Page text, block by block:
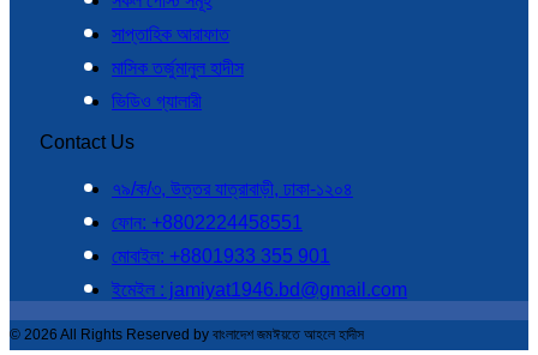
সাপ্তাহিক আরাফাত
মাসিক তর্জুমানুল হাদীস
ভিডিও গ্যালারী
Contact Us
৭৯/ক/৩, উত্তর যাত্রাবাড়ী, ঢাকা-১২০৪
ফোন: +8802224458551
মোবাইল: +8801933 355 901
ইমেইল : jamiyat1946.bd@gmail.com
© 2026 All Rights Reserved by বাংলাদেশ জমঈয়তে আহলে হাদীস